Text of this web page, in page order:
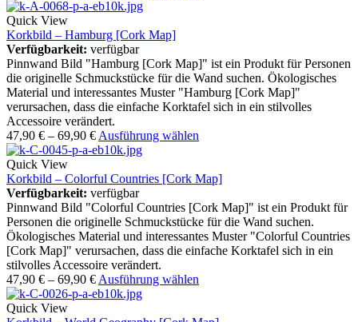
Quick View
Korkbild – Hamburg [Cork Map]
Verfügbarkeit: verfügbar
Pinnwand Bild "Hamburg [Cork Map]" ist ein Produkt für Personen
die originelle Schmuckstücke für die Wand suchen. Ökologisches
Material und interessantes Muster "Hamburg [Cork Map]"
verursachen, dass die einfache Korktafel sich in ein stilvolles
Accessoire verändert.
47,90 € – 69,90 € Ausführung wählen
Quick View
Korkbild – Colorful Countries [Cork Map]
Verfügbarkeit: verfügbar
Pinnwand Bild "Colorful Countries [Cork Map]" ist ein Produkt für
Personen die originelle Schmuckstücke für die Wand suchen.
Ökologisches Material und interessantes Muster "Colorful Countries
[Cork Map]" verursachen, dass die einfache Korktafel sich in ein
stilvolles Accessoire verändert.
47,90 € – 69,90 € Ausführung wählen
Quick View